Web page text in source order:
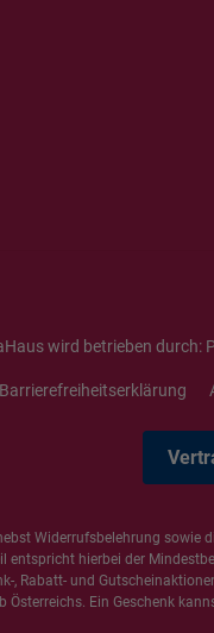
wird betrieben
Barrierefreiheitserklärung
Widerrufsbelehrung sowie
hierbei der
Rabatt- und
Ein Geschenk